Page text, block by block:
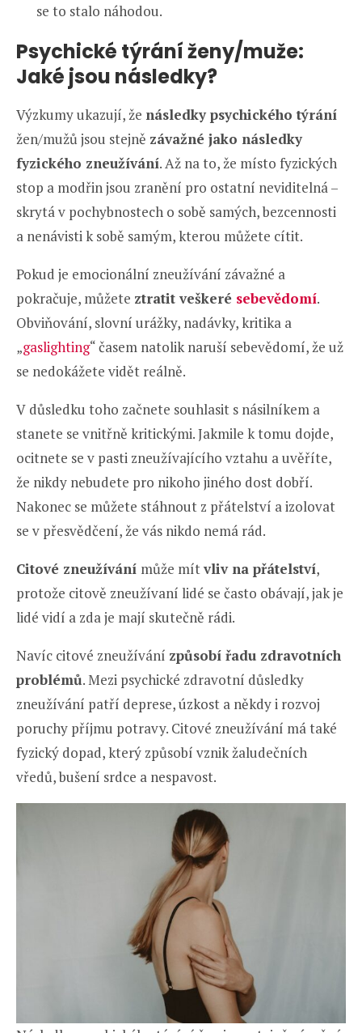
se to stalo náhodou.
Psychické týrání ženy/muže:
Jaké jsou následky?
Výzkumy ukazují, že následky psychického týrání
žen/mužů jsou stejně závažné jako následky
fyzického zneužívání. Až na to, že místo fyzických
stop a modřin jsou zranění pro ostatní neviditelná –
skrytá v pochybnostech o sobě samých, bezcennosti
a nenávisti k sobě samým, kterou můžete cítit.
Pokud je emocionální zneužívání závažné a
pokračuje, můžete ztratit veškeré sebevědomí.
Obviňování, slovní urážky, nadávky, kritika a
„gaslighting“ časem natolik naruší sebevědomí, že už
se nedokážete vidět reálně.
V důsledku toho začnete souhlasit s násilníkem a
stanete se vnitřně kritickými. Jakmile k tomu dojde,
ocitnete se v pasti zneužívajícího vztahu a uvěříte,
že nikdy nebudete pro nikoho jiného dost dobří.
Nakonec se můžete stáhnout z přátelství a izolovat
se v přesvědčení, že vás nikdo nemá rád.
Citové zneužívání může mítvliv na přátelství,
protože citově zneužívaní lidé se často obávají, jak je
lidé vidí a zda je mají skutečně rádi.
Navíc citové zneužívání způsobí řadu zdravotních
problémů. Mezi psychické zdravotní důsledky
zneužívání patří deprese, úzkost a někdy i rozvoj
poruchy příjmu potravy. Citové zneužívání má také
fyzický dopad, který způsobí vznik žaludečních
vředů, bušení srdce a nespavost.